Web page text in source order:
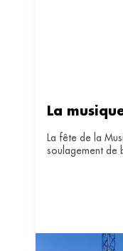
La
La fête de la
soulagement de